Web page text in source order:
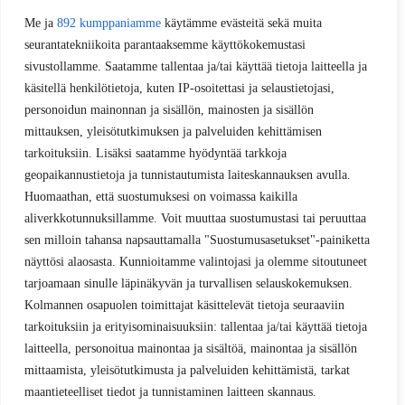
Me ja 892 kumppaniamme käytämme evästeitä sekä muita
seurantatekniikoita parantaaksemme käyttökokemustasi
sivustollamme. Saatamme tallentaa ja/tai käyttää tietoja laitteella ja
käsitellä henkilötietoja, kuten IP-osoitettasi ja selaustietojasi,
personoidun mainonnan ja sisällön, mainosten ja sisällön
mittauksen, yleisötutkimuksen ja palveluiden kehittämisen
tarkoituksiin. Lisäksi saatamme hyödyntää tarkkoja
geopaikannustietoja ja tunnistautumista laiteskannauksen avulla.
Huomaathan, että suostumuksesi on voimassa kaikilla
aliverkkotunnuksillamme. Voit muuttaa suostumustasi tai peruuttaa
sen milloin tahansa napsauttamalla "Suostumusasetukset"-painiketta
näyttösi alaosasta. Kunnioitamme valintojasi ja olemme sitoutuneet
tarjoamaan sinulle läpinäkyvän ja turvallisen selauskokemuksen.
Kolmannen osapuolen toimittajat käsittelevät tietoja seuraaviin
tarkoituksiin ja erityisominaisuuksiin: tallentaa ja/tai käyttää tietoja
laitteella, personoitua mainontaa ja sisältöä, mainontaa ja sisällön
mittaamista, yleisötutkimusta ja palveluiden kehittämistä, tarkat
maantieteelliset tiedot ja tunnistaminen laitteen skannaus.